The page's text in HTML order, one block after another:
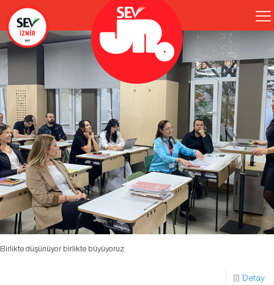
Birlikte düşünüyor birlikte büyüyoruz
Detay